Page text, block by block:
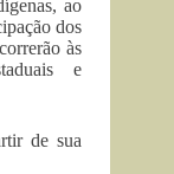
ao
dos
às
e
de sua